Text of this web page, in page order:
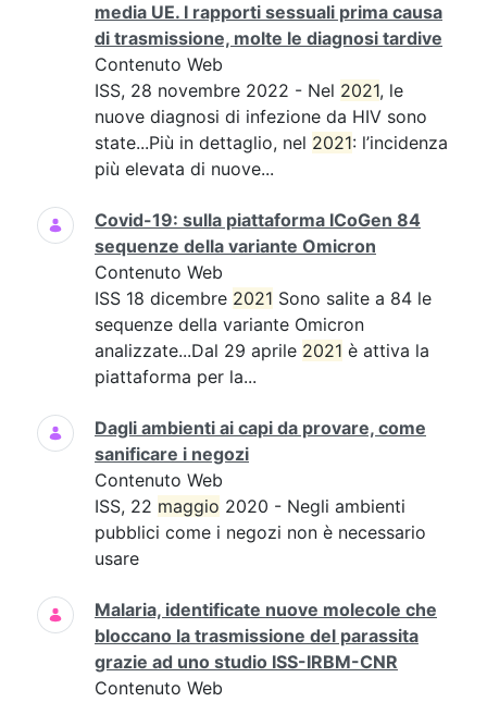
media UE. I rapporti sessuali prima causa
di trasmissione, molte le diagnosi tardive
Contenuto Web
ISS, 28 novembre 2022 - Nel 2021, le
nuove diagnosi di infezione da HIV sono
state...Più in dettaglio, nel 2021: l’incidenza
più elevata di nuove...
Covid-19: sulla piattaforma ICoGen 84
sequenze della variante Omicron
Contenuto Web
ISS 18 dicembre 2021 Sono salite a 84 le
sequenze della variante Omicron
analizzate...Dal 29 aprile 2021 è attiva la
piattaforma per la...
Dagli ambienti ai capi da provare, come
sanificare i negozi
Contenuto Web
ISS, 22 maggio 2020 - Negli ambienti
pubblici come i negozi non è necessario
usare
Malaria, identificate nuove molecole che
bloccano la trasmissione del parassita
grazie ad uno studio ISS-IRBM-CNR
Contenuto Web